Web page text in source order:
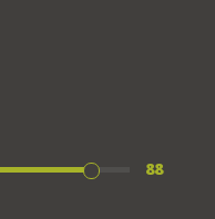
88